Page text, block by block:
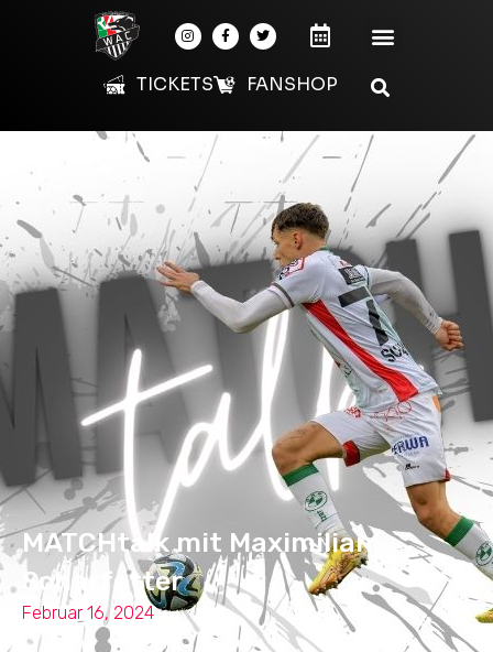
TICKETS FANSHOP
MATCHtalk mit Maximilian
Scharfetter
Februar 16, 2024